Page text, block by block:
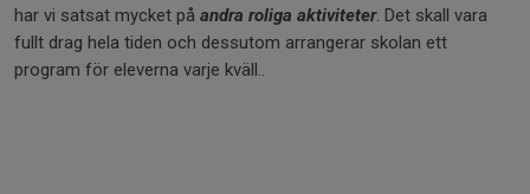
har vi satsat mycket på andra roliga aktiviteter. Det skall vara
fullt drag hela tiden och dessutom arrangerar skolan ett
program för eleverna varje kväll..